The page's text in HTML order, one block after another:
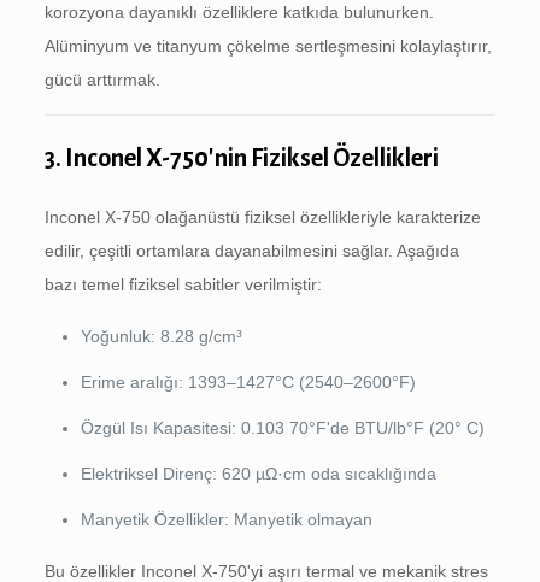
korozyona dayanıklı özelliklere katkıda bulunurken.
Alüminyum ve titanyum çökelme sertleşmesini kolaylaştırır,
gücü arttırmak.
3. Inconel X-750'nin Fiziksel Özellikleri
Inconel X-750 olağanüstü fiziksel özellikleriyle karakterize
edilir, çeşitli ortamlara dayanabilmesini sağlar. Aşağıda
bazı temel fiziksel sabitler verilmiştir:
Yoğunluk: 8.28 g/cm³
Erime aralığı: 1393–1427°C (2540–2600°F)
Özgül Isı Kapasitesi: 0.103 70°F'de BTU/lb°F (20° C)
Elektriksel Direnç: 620 µΩ·cm oda sıcaklığında
Manyetik Özellikler: Manyetik olmayan
Bu özellikler Inconel X-750'yi aşırı termal ve mekanik stres